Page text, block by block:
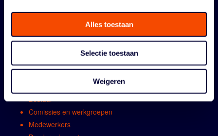
Alles toestaan
Selectie toestaan
Weigeren
ORGANISATIE
Algemene vergadring
Bestuur
Comissies en werkgroepen
Medewerkers